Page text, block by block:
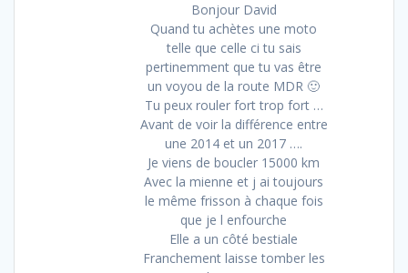
Bonjour David
Quand tu achètes une moto
telle que celle ci tu sais
pertinemment que tu vas être
un voyou de la route MDR 🙂
Tu peux rouler fort trop fort …
Avant de voir la différence entre
une 2014 et un 2017 ….
Je viens de boucler 15000 km
Avec la mienne et j ai toujours
le même frisson à chaque fois
que je l enfourche
Elle a un côté bestiale
Franchement laisse tomber les